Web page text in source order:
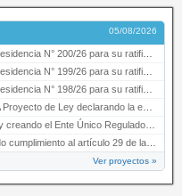
05/08/2026
N° 200/26 para su ratificación.
N° 199/26 para su ratificación.
N° 198/26 para su ratificación.
declarando la esencialidad del servicio educativ…
Único Regulador de servicios públicos de la …
al artículo 29 de la Ley provincial N° 1399…
Ver proyectos »